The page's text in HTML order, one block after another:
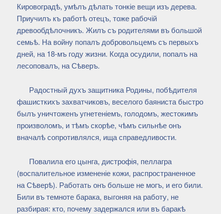
Кировоградѣ, умѣлъ дѣлать тонкіе вещи изъ дерева.
Приучилъ къ работѣ отецъ, тоже рабочій
древообдѣлочникъ. Жилъ съ родителями въ большой
семьѣ. На войну попалъ добровольцемъ съ первыхъ
дней, на 18-мъ году жизни. Когда осудили, попалъ на
лесоповалъ, на Сѣверъ.
Радостный духъ защитника Родины, побѣдителя
фашисткихъ захватчиковъ, веселого баяниста быстро
былъ уничтоженъ угнетеніемъ, голодомъ, жестокимъ
произволомъ, и тѣмъ скорѣе, чѣмъ сильнѣе онъ
вначалѣ сопротивлялся, ища справедливости.
Повалила его цынга, дистрофія, пеллагра
(воспалительное измененіе кожи, распространенное
на Сѣверѣ). Работать онъ больше не могъ, и его били.
Били въ темноте барака, выгоняя на работу, не
разбирая: кто, почему задержался или въ баракѣ